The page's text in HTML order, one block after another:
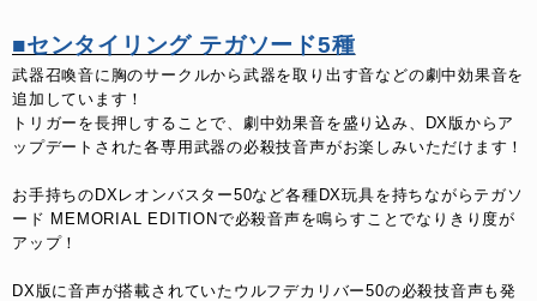
■センタイリング テガソード5種
武器召喚音に胸のサークルから武器を取り出す音などの劇中効果音を
追加しています！
トリガーを長押しすることで、劇中効果音を盛り込み、DX版からア
ップデートされた各専用武器の必殺技音声がお楽しみいただけます！
お手持ちのDXレオンバスター50など各種DX玩具を持ちながらテガソ
ード MEMORIAL EDITIONで必殺音声を鳴らすことでなりきり度が
アップ！
DX版に音声が搭載されていたウルフデカリバー50の必殺技音声も発